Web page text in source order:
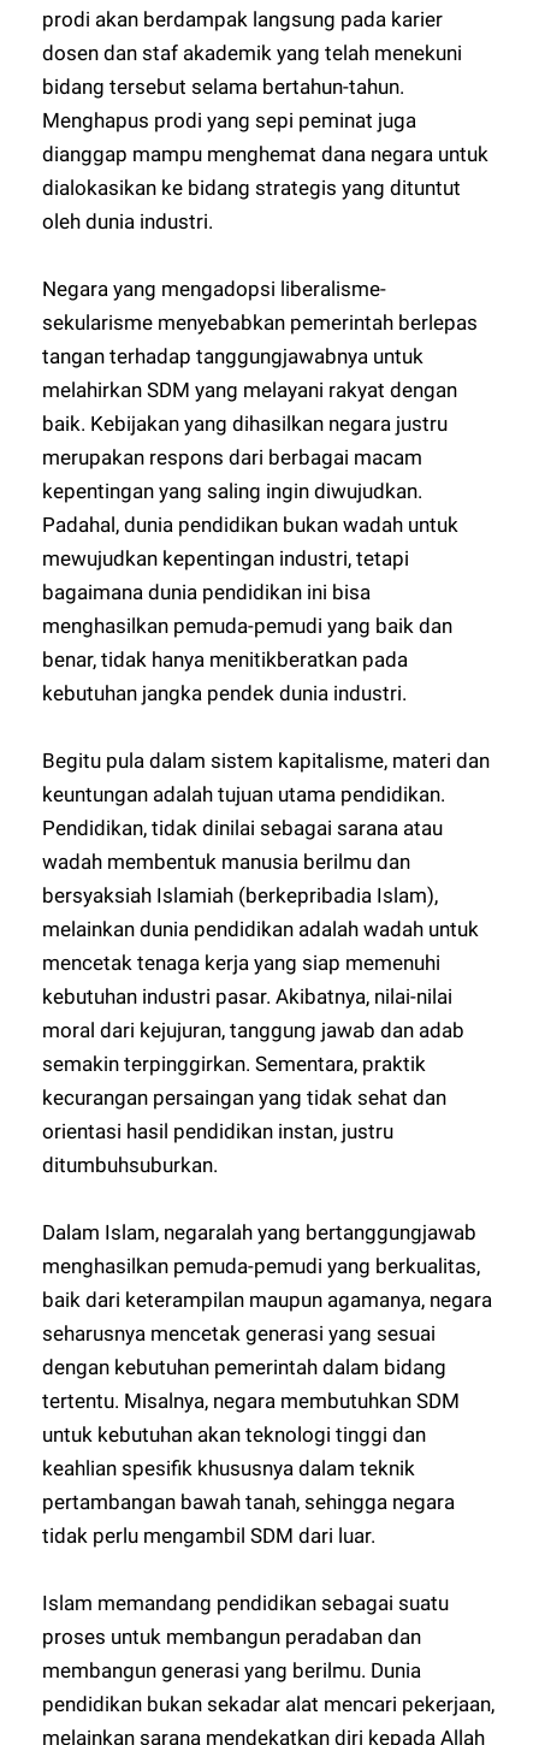
prodi akan berdampak langsung pada karier
dosen dan staf akademik yang telah menekuni
bidang tersebut selama bertahun-tahun.
Menghapus prodi yang sepi peminat juga
dianggap mampu menghemat dana negara untuk
dialokasikan ke bidang strategis yang dituntut
oleh dunia industri.
Negara yang mengadopsi liberalisme-
sekularisme menyebabkan pemerintah berlepas
tangan terhadap tanggungjawabnya untuk
melahirkan SDM yang melayani rakyat dengan
baik. Kebijakan yang dihasilkan negara justru
merupakan respons dari berbagai macam
kepentingan yang saling ingin diwujudkan.
Padahal, dunia pendidikan bukan wadah untuk
mewujudkan kepentingan industri, tetapi
bagaimana dunia pendidikan ini bisa
menghasilkan pemuda-pemudi yang baik dan
benar, tidak hanya menitikberatkan pada
kebutuhan jangka pendek dunia industri.
Begitu pula dalam sistem kapitalisme, materi dan
keuntungan adalah tujuan utama pendidikan.
Pendidikan, tidak dinilai sebagai sarana atau
wadah membentuk manusia berilmu dan
bersyaksiah Islamiah (berkepribadia Islam),
melainkan dunia pendidikan adalah wadah untuk
mencetak tenaga kerja yang siap memenuhi
kebutuhan industri pasar. Akibatnya, nilai-nilai
moral dari kejujuran, tanggung jawab dan adab
semakin terpinggirkan. Sementara, praktik
kecurangan persaingan yang tidak sehat dan
orientasi hasil pendidikan instan, justru
ditumbuhsuburkan.
Dalam Islam, negaralah yang bertanggungjawab
menghasilkan pemuda-pemudi yang berkualitas,
baik dari keterampilan maupun agamanya, negara
seharusnya mencetak generasi yang sesuai
dengan kebutuhan pemerintah dalam bidang
tertentu. Misalnya, negara membutuhkan SDM
untuk kebutuhan akan teknologi tinggi dan
keahlian spesifik khususnya dalam teknik
pertambangan bawah tanah, sehingga negara
tidak perlu mengambil SDM dari luar.
Islam memandang pendidikan sebagai suatu
proses untuk membangun peradaban dan
membangun generasi yang berilmu. Dunia
pendidikan bukan sekadar alat mencari pekerjaan,
melainkan sarana mendekatkan diri kepada Allah